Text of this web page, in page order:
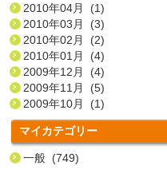
2010年04月 (1)
2010年03月 (3)
2010年02月 (2)
2010年01月 (4)
2009年12月 (4)
2009年11月 (5)
2009年10月 (1)
マイカテゴリー
一般 (749)